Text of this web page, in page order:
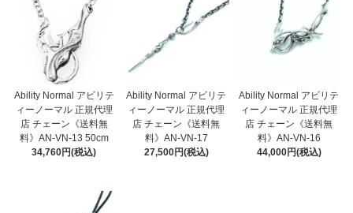
Ability Normal アビリテ
ィーノーマル 正規代理
店 チェーン《送料無
料》AN-VN-13 50cm
34,760円(税込)
Ability Normal アビリテ
ィーノーマル 正規代理
店 チェーン《送料無
料》AN-VN-17
27,500円(税込)
Ability Normal アビリテ
ィーノーマル 正規代理
店 チェーン《送料無
料》AN-VN-16
44,000円(税込)